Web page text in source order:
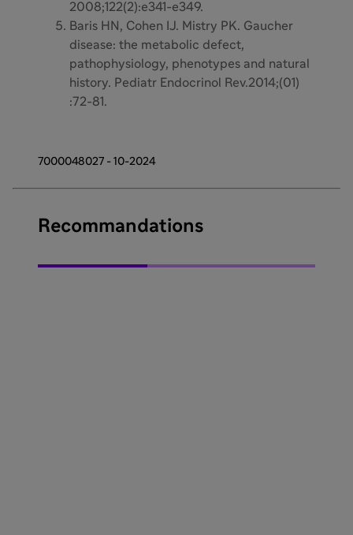
2008;122(2):e341-e349.
Baris HN, Cohen IJ. Mistry PK. Gaucher
disease: the metabolic defect,
pathophysiology, phenotypes and natural
history. Pediatr Endocrinol Rev.2014;(01)
:72-81.
7000048027 - 10-2024
Recommandations